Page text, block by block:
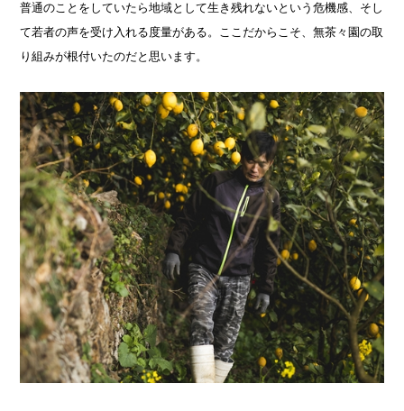
普通のことをしていたら地域として生き残れないという危機感、そし
て若者の声を受け入れる度量がある。ここだからこそ、無茶々園の取
り組みが根付いたのだと思います。